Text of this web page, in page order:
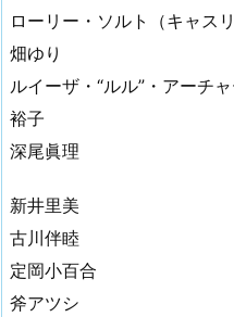
ローリー・ソルト（キャス
畑ゆり
ルイーザ・“ルル”・アーチ
裕子
深尾眞理
新井里美
古川伴睦
定岡小百合
斧アツシ